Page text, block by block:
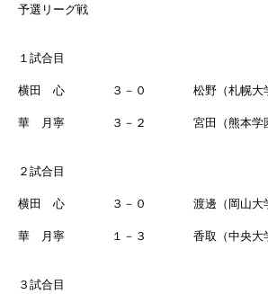
予選リーグ戦
１試合目
横田 心 ３－０ 松野（札幌大学
華 月寧 ３－２ 宮田（熊本学園
２試合目
横田 心 ３－０ 渡邊（岡山大学
華 月寧 １－３ 香取（中央大学
３試合目